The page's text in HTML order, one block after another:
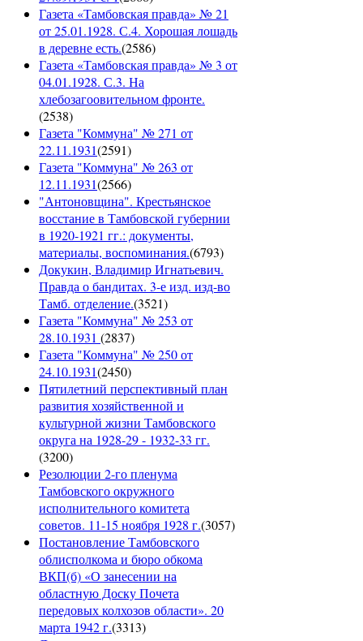
Газета «Тамбовская правда» № 21
от 25.01.1928. С.4. Хорошая лошадь
в деревне есть.(2586)
Газета «Тамбовская правда» № 3 от
04.01.1928. С.3. На
хлебозагоовительном фронте.
(2538)
Газета "Коммуна" № 271 от
22.11.1931(2591)
Газета "Коммуна" № 263 от
12.11.1931(2566)
"Антоновщина". Крестьянское
восстание в Тамбовской губернии
в 1920-1921 гг.: документы,
материалы, воспоминания.(6793)
Докукин, Владимир Игнатьевич.
Правда о бандитах. 3-е изд. изд-во
Тамб. отделение.(3521)
Газета "Коммуна" № 253 от
28.10.1931 (2837)
Газета "Коммуна" № 250 от
24.10.1931(2450)
Пятилетний перспективный план
развития хозяйственной и
культурной жизни Тамбовского
округа на 1928-29 - 1932-33 гг.
(3200)
Резолюции 2-го пленума
Тамбовского окружного
исполнительного комитета
советов. 11-15 ноября 1928 г.(3057)
Постановление Тамбовского
облисполкома и бюро обкома
ВКП(б) «О занесении на
областную Доску Почета
передовых колхозов области». 20
марта 1942 г.(3313)